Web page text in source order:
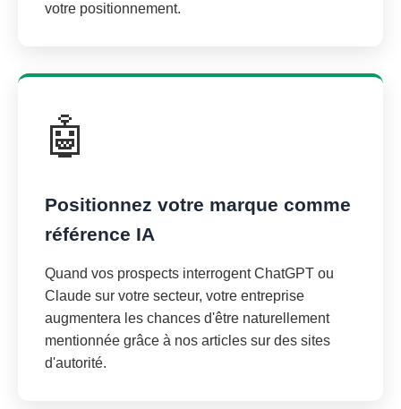
votre positionnement.
🤖
Positionnez votre marque comme
référence IA
Quand vos prospects interrogent ChatGPT ou
Claude sur votre secteur, votre entreprise
augmentera les chances d'être naturellement
mentionnée grâce à nos articles sur des sites
d'autorité.